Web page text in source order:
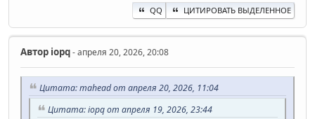
QQ ЦИТИРОВАТЬ ВЫДЕЛЕННОЕ
Автор iopq- апреля 20, 2026, 20:08
Цитата: mahead от апреля 20, 2026, 11:04
Цитата: iopq от апреля 19, 2026, 23:44